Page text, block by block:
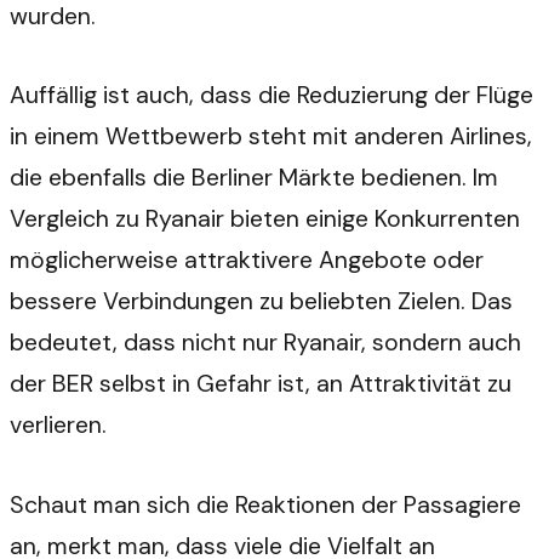
wurden.
Auffällig ist auch, dass die Reduzierung der Flüge
in einem Wettbewerb steht mit anderen Airlines,
die ebenfalls die Berliner Märkte bedienen. Im
Vergleich zu Ryanair bieten einige Konkurrenten
möglicherweise attraktivere Angebote oder
bessere Verbindungen zu beliebten Zielen. Das
bedeutet, dass nicht nur Ryanair, sondern auch
der BER selbst in Gefahr ist, an Attraktivität zu
verlieren.
Schaut man sich die Reaktionen der Passagiere
an, merkt man, dass viele die Vielfalt an